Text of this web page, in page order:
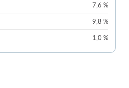
7,6 %
9,8 %
1,0 %